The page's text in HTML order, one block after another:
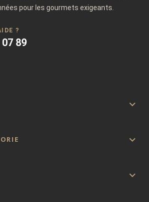
pour les gourmets exigeants.
?
89


